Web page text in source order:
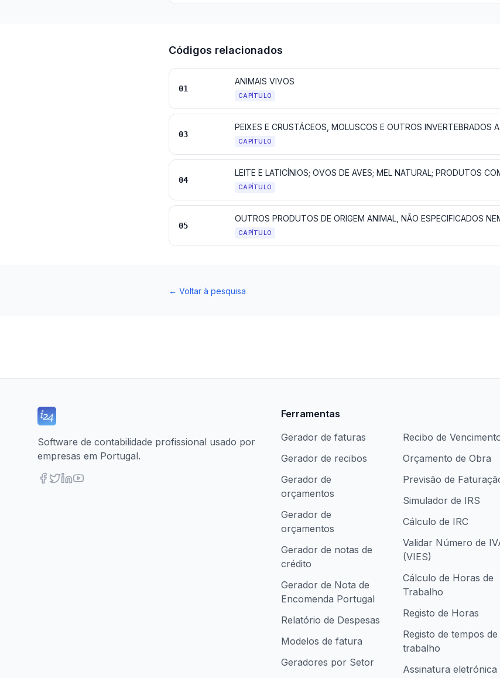
Códigos relacionados
01
ANIMAIS VIVOS
CAPÍTULO
03
PEIXES E CRUSTÁCEOS, MOLUSCOS E OUTROS INVERTEBRADOS
CAPÍTULO
04
CAPÍTULO
05
CAPÍTULO
← Voltar à pesquisa
Software de contabilidade profissional usado por
empresas em Portugal.
Ferramentas
Gerador de faturas
Gerador de recibos
Gerador de
orçamentos
Gerador de
orçamentos
Gerador de notas de
crédito
Gerador de Nota de
Encomenda Portugal
Relatório de Despesas
Modelos de fatura
Geradores por Setor
Recibo de
Orçamento de Obra
Previsão de
Simulador de IRS
Cálculo de IRC
Validar Número de
(VIES)
Cálculo de Horas de
Trabalho
Registo de Horas
Registo de tempos de
trabalho
Assinatura eletrónica